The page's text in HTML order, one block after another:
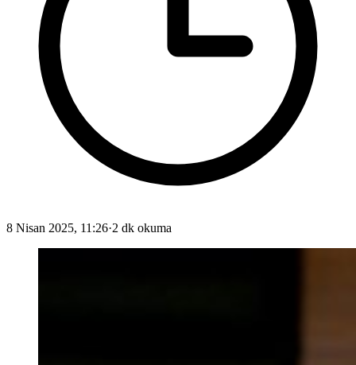
8 Nisan 2025, 11:26·2 dk okuma